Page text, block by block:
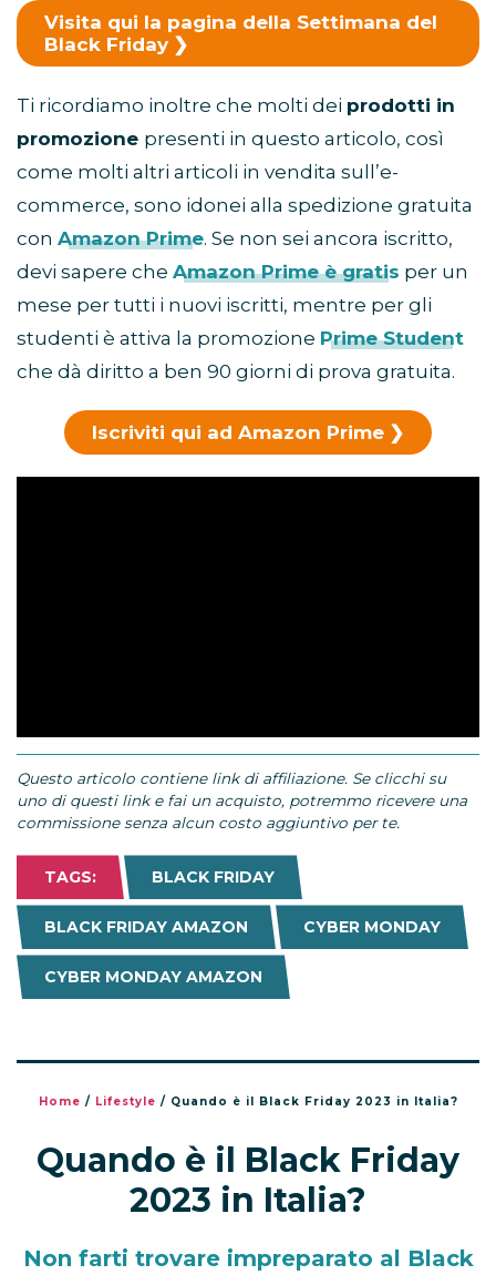
Visita qui la pagina della Settimana del
Black Friday
Ti ricordiamo inoltre che molti dei prodotti in
promozione presenti in questo articolo, così
come molti altri articoli in vendita sull’e-
commerce, sono idonei alla spedizione gratuita
con Amazon Prime. Se non sei ancora iscritto,
devi sapere che Amazon Prime è gratis per un
mese per tutti i nuovi iscritti, mentre per gli
studenti è attiva la promozione Prime Student
che dà diritto a ben 90 giorni di prova gratuita.
Iscriviti qui ad Amazon Prime
Questo articolo contiene link di affiliazione. Se clicchi su
uno di questi link e fai un acquisto, potremmo ricevere una
commissione senza alcun costo aggiuntivo per te.
TAGS: BLACK FRIDAY
BLACK FRIDAY AMAZON CYBER MONDAY
CYBER MONDAY AMAZON
Home / Lifestyle / Quando è il Black Friday 2023 in Italia?
Quando è il Black Friday
2023 in Italia?
Non farti trovare impreparato al Black